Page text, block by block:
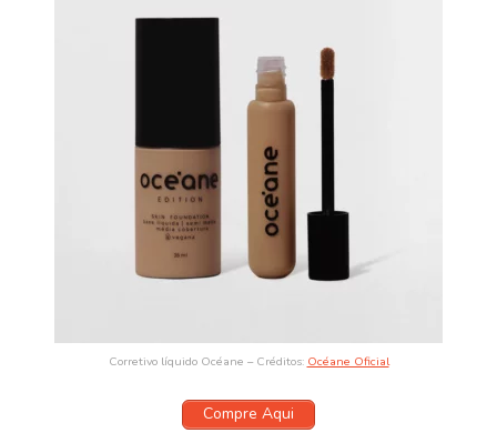
Corretivo líquido Océane – Créditos: Océane Oficial
Compre Aqui